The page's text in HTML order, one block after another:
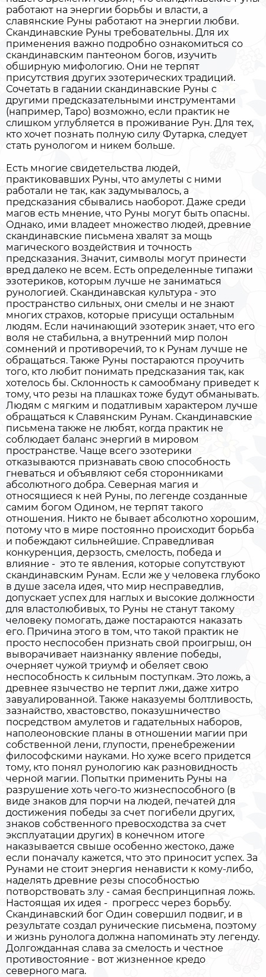
работают на энергии борьбы и власти, а
славянские Руны работают на энергии любви.
Скандинавские Руны требовательны. Для их
применения важно подробно ознакомиться со
скандинавским пантеоном богов, изучить
обширную мифологию. Они не терпят
присутствия других эзотерических традиций.
Сочетать в гадании скандинавские Руны с
другими предсказательными инструментами
(например, Таро) возможно, если практик не
слишком углубляется в проживание Рун. Для тех,
кто хочет познать полную силу Футарка, следует
стать рунологом и никем больше.
Есть многие свидетельства людей,
практиковавших Руны, что амулеты с ними
работали не так, как задумывалось, а
предсказания сбывались наоборот. Даже среди
магов есть мнение, что Руны могут быть опасны.
Однако, ими владеет множество людей, древние
скандинавские письмена хвалят за мощь
магического воздействия и точность
предсказания. Значит, символы могут принести
вред далеко не всем. Есть определенные типажи
эзотериков, которым лучше не заниматься
рунологией. Скандинавская культура - это
пространство сильных, они смелы и не знают
многих страхов, которые присущи остальным
людям. Если начинающий эзотерик знает, что его
воля не стабильна, а внутренний мир полон
сомнений и противоречий, то к Рунам лучше не
обращаться. Также Руны постараются проучить
того, кто любит понимать предсказания так, как
хотелось бы. Склонность к самообману приведет к
тому, что резы на плашках тоже будут обманывать.
Людям с мягким и податливым характером лучше
обращаться к Славянским Рунам. Скандинавские
письмена также не любят, когда практик не
соблюдает баланс энергий в мировом
пространстве. Чаще всего эзотерики
отказываются признавать свою способность
гневаться и объявляют себя сторонниками
абсолютного добра. Северная магия и
относящиеся к ней Руны, по легенде созданные
самим богом Одином, не терпят такого
отношения. Никто не бывает абсолютно хорошим,
потому что в мире постоянно происходит борьба
и побеждают сильнейшие. Справедливая
конкуренция, дерзость, смелость, победа и
влияние - это те явления, которые сопутствуют
скандинавским Рунам. Если же у человека глубоко
в душе засела идея, что мир несправедлив,
допускает успех для наглых и высокие должности
для властолюбивых, то Руны не станут такому
человеку помогать, даже постараются наказать
его. Причина этого в том, что такой практик не
просто неспособен признать свой проигрыш, он
выворачивает наизнанку явление победы,
очерняет чужой триумф и обеляет свою
неспособность к сильным поступкам. Это ложь, а
древнее язычество не терпит лжи, даже хитро
завуалированной. Также наказуемы болтливость,
зазнайство, хвастовство, показушничество
посредством амулетов и гадательных наборов,
наполеоновские планы в отношении магии при
собственной лени, глупости, пренебрежении
философскими науками. Но хуже всего придется
тому, кто понял рунологию как разновидность
черной магии. Попытки применить Руны на
разрушение хоть чего-то жизнеспособного (в
виде знаков для порчи на людей, печатей для
достижения победы за счет погибели других,
знаков собственного превосходства за счет
эксплуатации других) в конечном итоге
наказывается свыше особенно жестоко, даже
если поначалу кажется, что это приносит успех. За
Рунами не стоит энергия ненависти к кому-либо,
наделять древние резы способностью
потворствовать злу - самая беспринципная ложь.
Настоящая их идея - прогресс через борьбу.
Скандинавский бог Один совершил подвиг, и в
результате создал рунические письмена, поэтому
и жизнь рунолога должна напоминать эту легенду.
Долгожданная слава за смелость и честное
противостояние - вот жизненное кредо
северного мага.